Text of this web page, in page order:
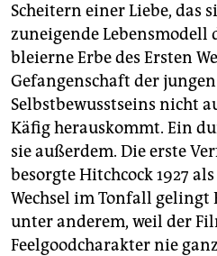
Scheitern einer Liebe, das
zuneigende Lebensmodell
bleierne Erbe des Ersten
Gefangenschaft der
Selbstbewusstseins nicht
Käfig herauskommt. Ein
sie außerdem. Die erste
besorgte Hitchcock 1927
Wechsel im Tonfall
unter anderem, weil der
Feelgoodcharakter nie